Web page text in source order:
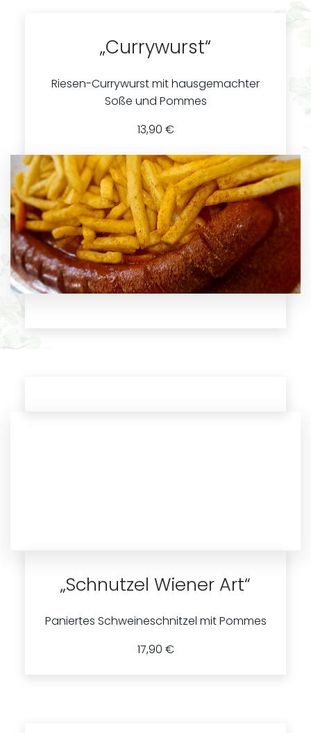
„Currywurst“
Riesen-Currywurst mit hausgemachter
Soße und Pommes
13,90 €
„Schnutzel Wiener Art“
Paniertes Schweineschnitzel mit Pommes
17,90 €